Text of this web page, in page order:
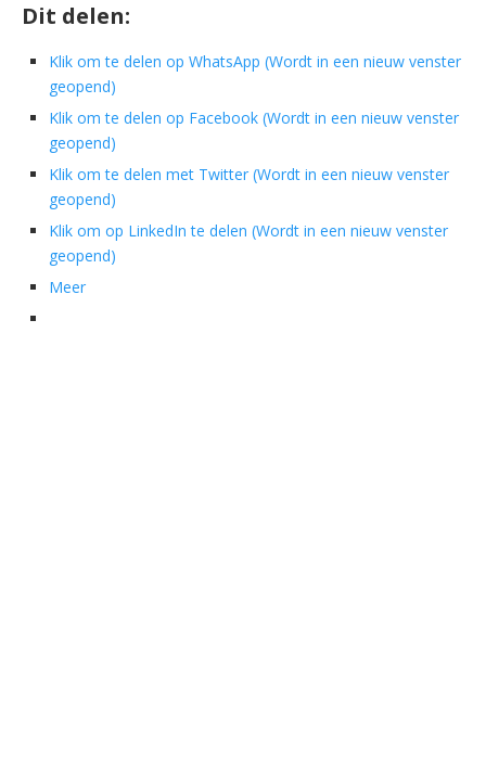
Dit delen:
Klik om te delen op WhatsApp (Wordt in een nieuw venster
geopend)
Klik om te delen op Facebook (Wordt in een nieuw venster
geopend)
Klik om te delen met Twitter (Wordt in een nieuw venster
geopend)
Klik om op LinkedIn te delen (Wordt in een nieuw venster
geopend)
Meer